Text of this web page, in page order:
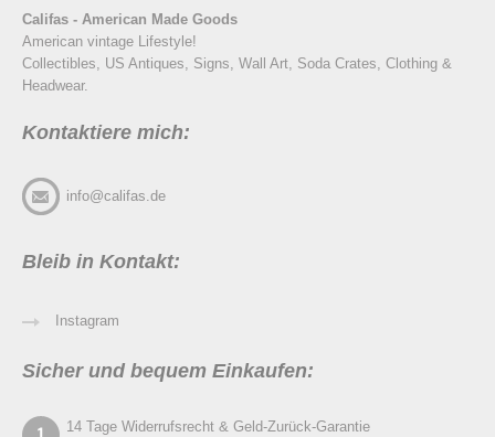
Califas - American Made Goods
American vintage Lifestyle!
Collectibles, US Antiques, Signs, Wall Art, Soda Crates, Clothing &
Headwear.
Kontaktiere mich:
info@califas.de
Bleib in Kontakt:
Instagram
Sicher und bequem Einkaufen:
14 Tage Widerrufsrecht & Geld-Zurück-Garantie